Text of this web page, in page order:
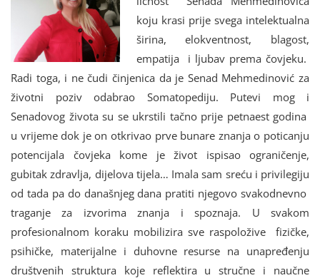
koju krasi prije svega intelektualna
širina, elokventnost, blagost,
empatija i ljubav prema čovjeku.
Radi toga, i ne čudi činjenica da je Senad Mehmedinović za
životni poziv odabrao Somatopediju. Putevi mog i
Senadovog života su se ukrstili tačno prije petnaest godina
u vrijeme dok je on otkrivao prve bunare znanja o poticanju
potencijala čovjeka kome je život ispisao ograničenje,
gubitak zdravlja, dijelova tijela… Imala sam sreću i privilegiju
od tada pa do današnjeg dana pratiti njegovo svakodnevno
traganje za izvorima znanja i spoznaja. U svakom
profesionalnom koraku mobilizira sve raspoložive fizičke,
psihičke, materijalne i duhovne resurse na unapređenju
društvenih struktura koje reflektira u stručne i naučne